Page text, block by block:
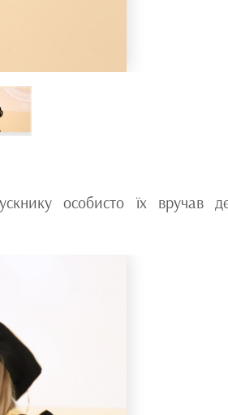
особисто їх вручав